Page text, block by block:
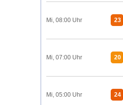
Mi, 08:00 Uhr 23
Mi, 07:00 Uhr 20
Mi, 05:00 Uhr 24